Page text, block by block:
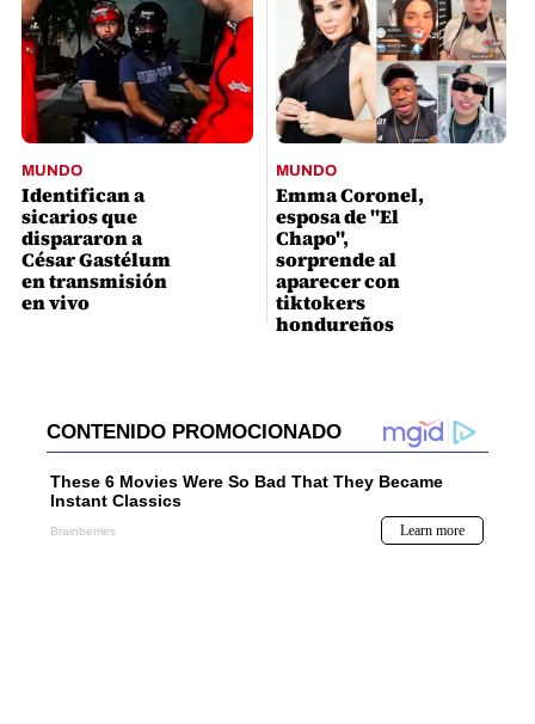
MUNDO
Identifican a
sicarios que
dispararon a
César Gastélum
en transmisión
en vivo
MUNDO
Emma Coronel,
esposa de "El
Chapo",
sorprende al
aparecer con
tiktokers
hondureños